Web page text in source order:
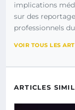
implications
sur des
professionnels
VOIR TOUS LES
ARTICLES